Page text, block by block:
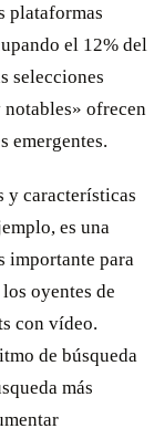
plataformas
el 12% del
selecciones
ofrecen
emergentes.
y características
es una
importante para
oyentes de
con vídeo.
de búsqueda
más